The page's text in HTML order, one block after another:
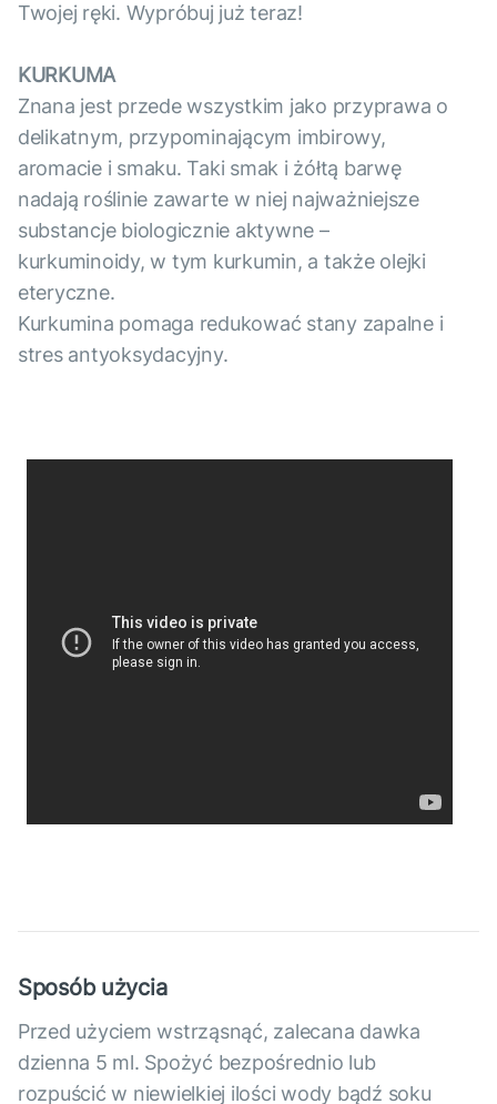
Twojej ręki. Wypróbuj już teraz!
KURKUMA
Znana jest przede wszystkim jako przyprawa o
delikatnym, przypominającym imbirowy,
aromacie i smaku. Taki smak i żółtą barwę
nadają roślinie zawarte w niej najważniejsze
substancje biologicznie aktywne –
kurkuminoidy, w tym kurkumin, a także olejki
eteryczne.
Kurkumina pomaga redukować stany zapalne i
stres antyoksydacyjny.
Sposób użycia
Przed użyciem wstrząsnąć, zalecana dawka
dzienna 5 ml. Spożyć bezpośrednio lub
rozpuścić w niewielkiej ilości wody bądź soku